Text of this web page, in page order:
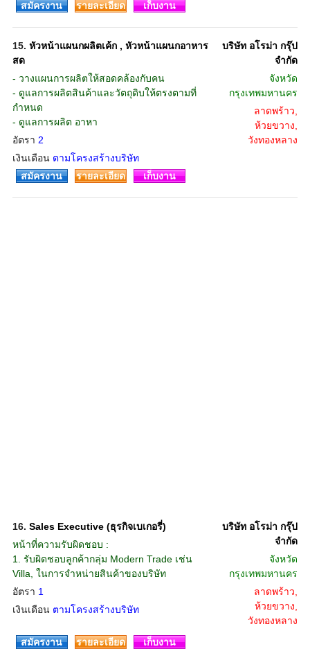
สมัครงาน รายละเอียด เก็บงาน
15. หัวหน้าแผนกผลิตเค้ก , หัวหน้าแผนกอาหาร
สด
- วางแผนการผลิตให้สอดคล้องกับคน
- ดูแลการผลิตสินค้าและวัตถุดิบให้ตรงตามที่
กำหนด
- ดูแลการผลิต อาหา
อัตรา 2
เงินเดือน ตามโครงสร้างบริษัท
บริษัท อโรม่า กรุ๊ป
จํากัด
จังหวัด
กรุงเทพมหานคร
ลาดพร้าว,
ห้วยขวาง,
วังทองหลาง
สมัครงาน รายละเอียด เก็บงาน
16. Sales Executive (ธุรกิจเบเกอรี่)
หน้าที่ความรับผิดชอบ :
1. รับผิดชอบลูกค้ากลุ่ม Modern Trade เช่น
Villa, ในการจำหน่ายสินค้าของบริษัท
อัตรา 1
เงินเดือน ตามโครงสร้างบริษัท
บริษัท อโรม่า กรุ๊ป
จํากัด
จังหวัด
กรุงเทพมหานคร
ลาดพร้าว,
ห้วยขวาง,
วังทองหลาง
สมัครงาน
รายละเอียด เก็บงาน